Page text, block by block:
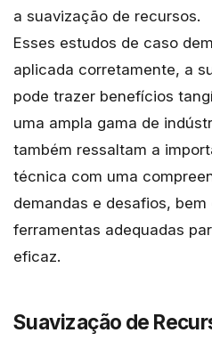
a suavização de recursos.
Esses estudos de caso
aplicada corretamente, a
pode trazer benefícios
uma ampla gama de
também ressaltam a
técnica com uma
demandas e desafios,
ferramentas adequadas
eficaz.
Suavização de